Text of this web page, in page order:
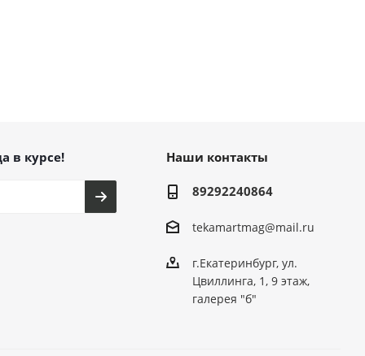
в курсе! Наши контакты
89292240864
tekamartmag@mail.ru
г.Екатеринбург, ул.
Цвиллинга, 1, 9 этаж,
галерея "б"